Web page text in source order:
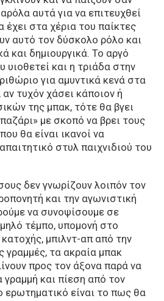
αυτά για να επιτευχθεί
έχει στα χέρια του παίκτες
αυτό τον δύσκολο ρόλο και
και δημιουργικά. Το αργό
υιοθετεί και η τριάδα στην
για αμυντικά κενά στα
τυχόν χάσει κάποιον ή
της μπακ, τότε θα βγει
με σκοπό να βρει τους
θα είναι ικανοί να
στυλ παιχνιδιού του
δεν γνωρίζουν λοιπόν τον
και την αγωνιστική
να συνοψίσουμε σε
τέμπο, υπομονή στο
κατοχής, μπιλντ-απ από την
γραμμές, τα ακραία μπακ
προς τον άξονα παρά να
γραμμή και πίεση από τον
ερωτηματικό είναι το πως θα